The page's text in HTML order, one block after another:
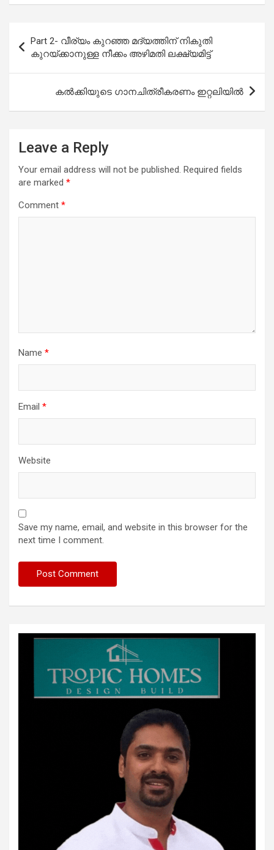
navigation
Part 2- വീര്യം കുറഞ്ഞ മദ്യത്തിന് നികുതി
കുറയ്ക്കാനുള്ള നീക്കം അഴിമതി ലക്ഷ്യമിട്ട്
കല്‍ക്കിയുടെ ഗാനചിത്രീകരണം ഇറ്റലിയില്‍
Leave a Reply
Your email address will not be published. Required fields
are marked *
Comment *
Name *
Email *
Website
Save my name, email, and website in this browser for the
next time I comment.